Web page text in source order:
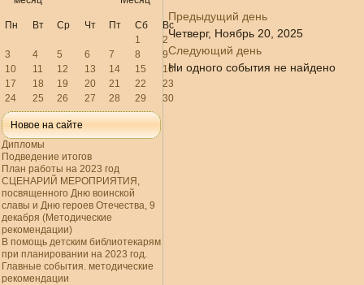
Пн Вт Ср Чт Пт Сб
Вс
1
2
3
4 5 6 7 8
9
10
11 12 13 14 15
16
17
18 19 20 21 22
23
24
25 26 27 28 29 30
Новое на сайте
Дипломы
Подведение итогов
План работы на 2023 год
СЦЕНАРИЙ МЕРОПРИЯТИЯ,
посвященного Дню воинской
славы и Дню героев Отечества, 9
декабря (Методические
рекомендации)
В помощь детским библиотекарям
при планировании на 2023 год.
Главные события. методические
рекомендации
Предыдущий день
Четверг, Ноябрь 20, 2025
Следующий день
Ни одного события не найдено